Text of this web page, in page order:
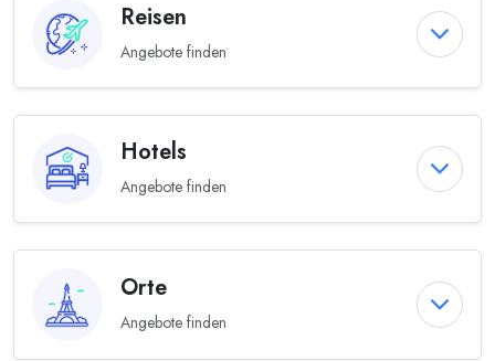
Reisen
Angebote finden
Hotels
Angebote finden
Orte
Angebote finden